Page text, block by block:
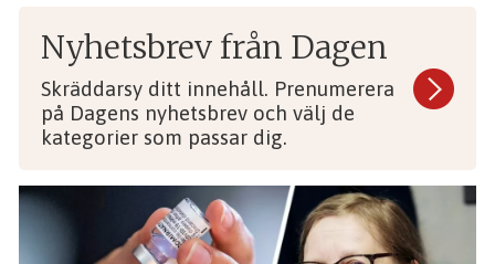
Nyhetsbrev från Dagen
Skräddarsy ditt innehåll. Prenumerera
på Dagens nyhetsbrev och välj de
kategorier som passar dig.